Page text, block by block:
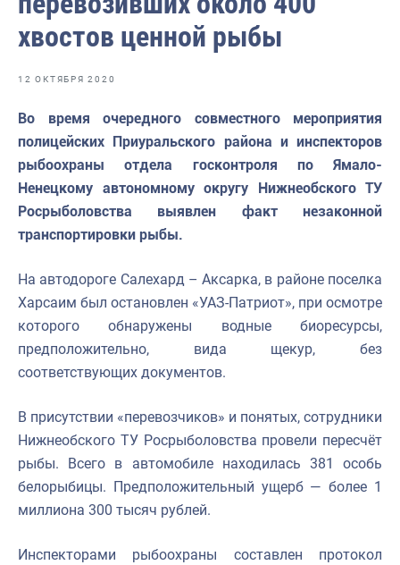
Отраслевые СМИ
Выставки и конференции
Научно-практическая литература
Рыбоохрана России
Отрасль в цифрах
Большая африканская экспедиция
События в России и мире
хвостов ценной рыбы
12 ОКТЯБРЯ 2020
Во время очередного совместного мероприятия
полицейских Приуральского района и инспекторов
рыбоохраны отдела госконтроля по Ямало-
Ненецкому автономному округу Нижнеобского ТУ
Росрыболовства выявлен факт незаконной
транспортировки рыбы.
На автодороге Салехард – Аксарка, в районе поселка
Харсаим был остановлен «УАЗ-Патриот», при осмотре
которого обнаружены водные биоресурсы,
предположительно, вида щекур, без
соответствующих документов.
В присутствии «перевозчиков» и понятых, сотрудники
Нижнеобского ТУ Росрыболовства провели пересчёт
рыбы. Всего в автомобиле находилась 381 особь
белорыбицы. Предположительный ущерб — более 1
миллиона 300 тысяч рублей.
Инспекторами рыбоохраны составлен протокол